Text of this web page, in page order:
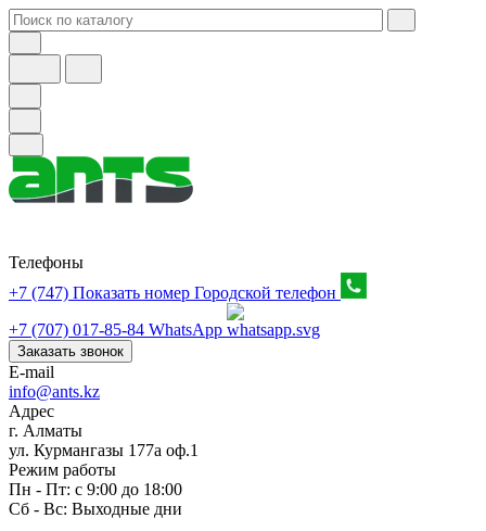
Телефоны
+7 (747) Показать номер Городской телефон
+7 (707) 017-85-84 WhatsApp
Заказать звонок
E-mail
info@ants.kz
Адрес
г. Алматы
ул. Курмангазы 177а оф.1
Режим работы
Пн - Пт: с 9:00 до 18:00
Сб - Вс: Выходные дни